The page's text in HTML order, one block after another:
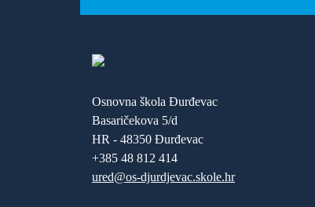
Osnovna škola Đurđevac
Basaričekova 5/d
HR - 48350 Đurđevac
+385 48 812 414
ured@os-djurdjevac.skole.hr